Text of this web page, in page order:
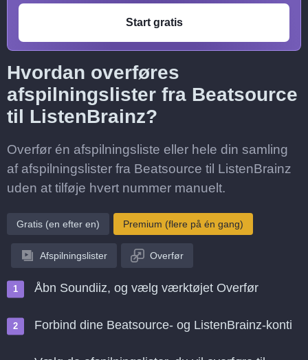
Start gratis
Hvordan overføres
afspilningslister fra Beatsource
til ListenBrainz?
Overfør én afspilningsliste eller hele din samling
af afspilningslister fra Beatsource til ListenBrainz
uden at tilføje hvert nummer manuelt.
Gratis (en efter en) Premium (flere på én gang)
Afspilningslister Overfør
Åbn Soundiiz, og vælg værktøjet Overfør
Forbind dine Beatsource- og ListenBrainz-konti